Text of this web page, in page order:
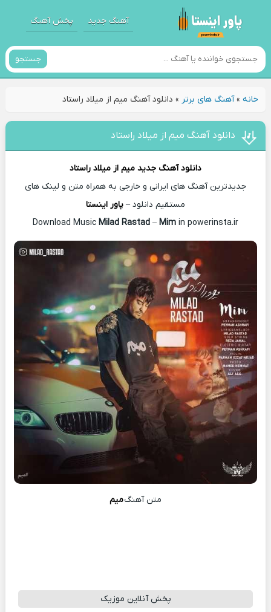
آهنگ جدید پخش آهنگ
جستجو
خانه»آهنگ های برتر » دانلود آهنگ میم از میلاد راستاد
دانلود آهنگ میم از میلاد راستاد
دانلود آهنگ جدید میم از میلاد راستاد
جدیدترین آهنگ های ایرانی و خارجی به همراه متن و لینک های
مستقیم دانلود – پاور اینستا
Download Music
Milad Rastad– Mim in powerinsta.ir
متن آهنگمیم
پخش آنلاین موزیک